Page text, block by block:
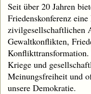
Seit über 20 Jahren
Friedenskonferenz
zivilgesellschaftlichen
Gewaltkonflikten,
Konflikttransformation.
Kriege und
Meinungsfreiheit und
unsere Demokratie.